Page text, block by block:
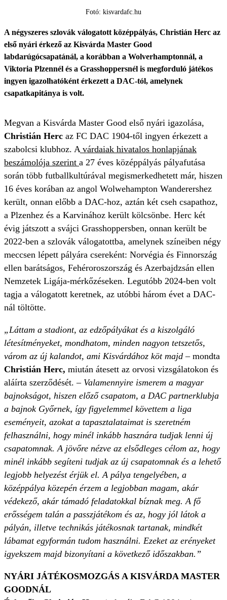
Fotó: kisvardafc.hu
A négyszeres szlovák válogatott középpályás, Christián Herc az
első nyári érkező az Kisvárda Master Good
labdarúgócsapatánál, a korábban a Wolverhamptonnál, a
Viktoria Plzennél és a Grasshoppersnél is megforduló játékos
ingyen igazolhatóként érkezett a DAC-tól, amelynek
csapatkapitánya is volt.
Megvan a Kisvárda Master Good első nyári igazolása,
Christián Herc az FC DAC 1904-től ingyen érkezett a
szabolcsi klubhoz. Avárdaiak hivatalos honlapjának
beszámolója szerint a 27 éves középpályás pályafutása
során több futballkultúrával megismerkedhetett már, hiszen
16 éves korában az angol Wolwehampton Wanderershez
került, onnan előbb a DAC-hoz, aztán két cseh csapathoz,
a Plzenhez és a Karvinához került kölcsönbe. Herc két
évig játszott a svájci Grasshoppersben, onnan került be
2022-ben a szlovák válogatottba, amelynek színeiben négy
meccsen lépett pályára csereként: Norvégia és Finnország
ellen barátságos, Fehéroroszország és Azerbajdzsán ellen
Nemzetek Ligája-mérkőzéseken. Legutóbb 2024-ben volt
tagja a válogatott keretnek, az utóbbi három évet a DAC-
nál töltötte.
„Láttam a stadiont, az edzőpályákat és a kiszolgáló
létesítményeket, mondhatom, minden nagyon tetszetős,
várom az új kalandot, ami Kisvárdához köt majd– mondta
Christián Herc, miután átesett az orvosi vizsgálatokon és
aláírta szerződését. – Valamennyire ismerem a magyar
bajnokságot, hiszen előző csapatom, a DAC partnerklubja
a bajnok Győrnek, így figyelemmel követtem a liga
eseményeit, azokat a tapasztalataimat is szeretném
felhasználni, hogy minél inkább hasznára tudjak lenni új
csapatomnak. A jövőre nézve az elsődleges célom az, hogy
minél inkább segíteni tudjak az új csapatomnak és a lehető
legjobb helyezést érjük el. A pálya tengelyében, a
középpálya közepén érzem a legjobban magam, akár
védekező, akár támadó feladatokkal bíznak meg. A fő
erősségem talán a passzjátékom és az, hogy jól látok a
pályán, illetve technikás játékosnak tartanak, mindkét
lábamat egyformán tudom használni. Ezeket az erényeket
igyekszem majd bizonyítani a következő időszakban.”
NYÁRI JÁTÉKOSMOZGÁS A KISVÁRDA MASTER
GOODNÁL